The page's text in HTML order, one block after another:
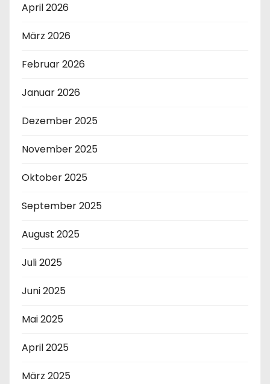
April 2026
März 2026
Februar 2026
Januar 2026
Dezember 2025
November 2025
Oktober 2025
September 2025
August 2025
Juli 2025
Juni 2025
Mai 2025
April 2025
März 2025